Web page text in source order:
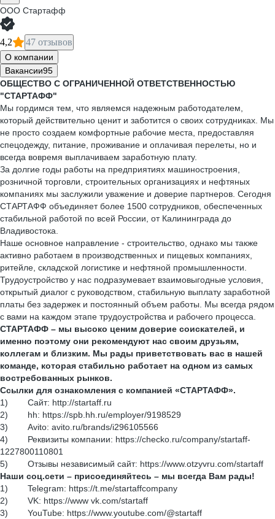
ООО Стартафф
4,2 47 отзывов
О компании
Вакансии95
ОБЩЕСТВО С ОГРАНИЧЕННОЙ ОТВЕТСТВЕННОСТЬЮ
"СТАРТАФФ"
Мы гордимся тем, что являемся надежным работодателем,
который действительно ценит и заботится о своих сотрудниках. Мы
не просто создаем комфортные рабочие места, предоставляя
спецодежду, питание, проживание и оплачивая перелеты, но и
всегда вовремя выплачиваем заработную плату.
За долгие годы работы на предприятиях машиностроения,
розничной торговли, строительных организациях и нефтяных
компаниях мы заслужили уважение и доверие партнеров. Сегодня
СТАРТАФФ объединяет более 1500 сотрудников, обеспеченных
стабильной работой по всей России, от Калининграда до
Владивостока.
Наше основное направление - строительство, однако мы также
активно работаем в производственных и пищевых компаниях,
ритейле, складской логистике и нефтяной промышленности.
Трудоустройство у нас подразумевает взаимовыгодные условия,
открытый диалог с руководством, стабильную выплату заработной
платы без задержек и постоянный объем работы. Мы всегда рядом
с вами на каждом этапе трудоустройства и рабочего процесса.
СТАРТАФФ – мы высоко ценим доверие соискателей, и
именно поэтому они рекомендуют нас своим друзьям,
коллегам и близким. Мы рады приветствовать вас в нашей
команде, которая стабильно работает на одном из самых
востребованных рынков.
Ссылки для ознакомления с компанией «СТАРТАФФ».
1) Сайт: http://startaff.ru
2) hh: https://spb.hh.ru/employer/9198529
3) Avito: avito.ru/brands/i296105566
4) Реквизиты компании: https://checko.ru/company/startaff-
1227800110801
5) Отзывы независимый сайт: https://www.otzyvru.com/startaff
Наши соц.сети – присоединяйтесь – мы всегда Вам рады!
1) Telegram: https://t.me/startaffcompany
2) VK: https://www vk.com/startaff
3) YouTube: https://www.youtube.com/@startaff